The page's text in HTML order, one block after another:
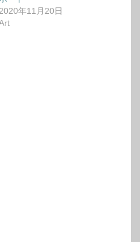
2020年11月20日